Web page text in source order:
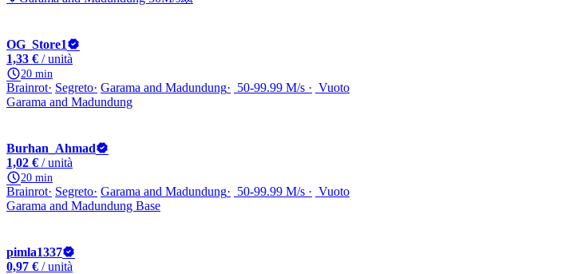
OG_Store1
1,33 € / unità
20 min
Brainrot Segreto Garama and Madundung 50-99.99 M/s
Vuoto
Garama and Madundung
Burhan_Ahmad
1,02 € / unità
20 min
Brainrot Segreto Garama and Madundung 50-99.99 M/s
Vuoto
Garama and Madundung Base
pimla1337
0,97 € / unità